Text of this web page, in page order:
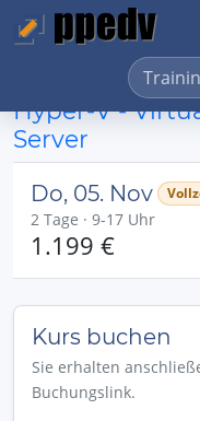
Hyper-V -
Server
Do, 05. Nov
2 Tage · 9-17 Uhr
1.199 €
Kurs buchen
Sie erhalten
Buchungslink.